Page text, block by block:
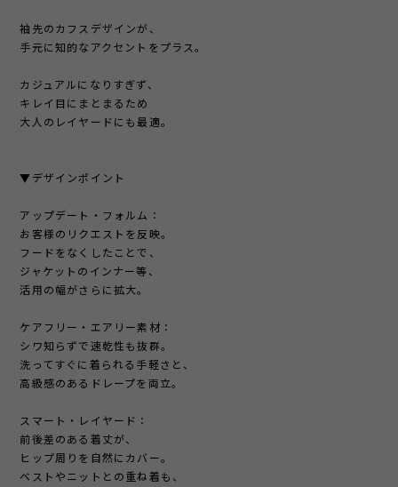
袖先のカフスデザインが、
手元に知的なアクセントをプラス。
カジュアルになりすぎず、
キレイ目にまとまるため
大人のレイヤードにも最適。
▼デザインポイント
アップデート・フォルム：
お客様のリクエストを反映。
フードをなくしたことで、
ジャケットのインナー等、
活用の幅がさらに拡大。
ケアフリー・エアリー素材：
シワ知らずで速乾性も抜群。
洗ってすぐに着られる手軽さと、
高級感のあるドレープを両立。
スマート・レイヤード：
前後差のある着丈が、
ヒップ周りを自然にカバー。
ベストやニットとの重ね着も、